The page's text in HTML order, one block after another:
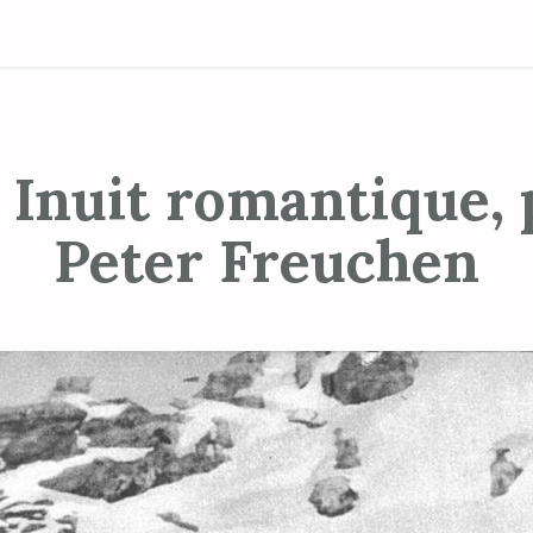
Inuit romantique,
Peter Freuchen